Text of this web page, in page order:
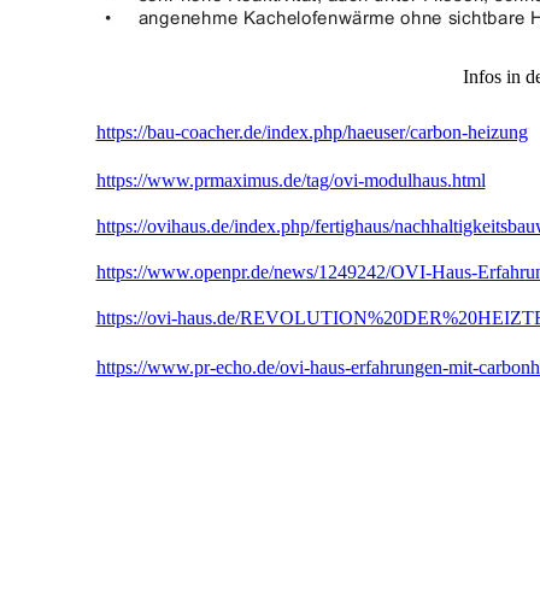
Infos in
https://bau-coacher.de/index.php/haeuser/carbon-heizung
https://www.prmaximus.de/tag/ovi-modulhaus.html
https://ovihaus.de/index.php/fertighaus/
https://www.openpr.de/news/1249242/OVI-Haus-
https://ovi-haus.de/
https://www.pr-echo.de/ovi-haus-erfahrungen-mit-